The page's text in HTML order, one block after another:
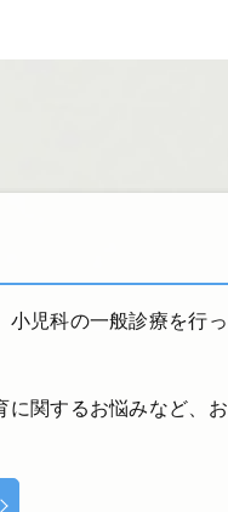
児科の一般診療を行っ
に関するお悩みなど、お